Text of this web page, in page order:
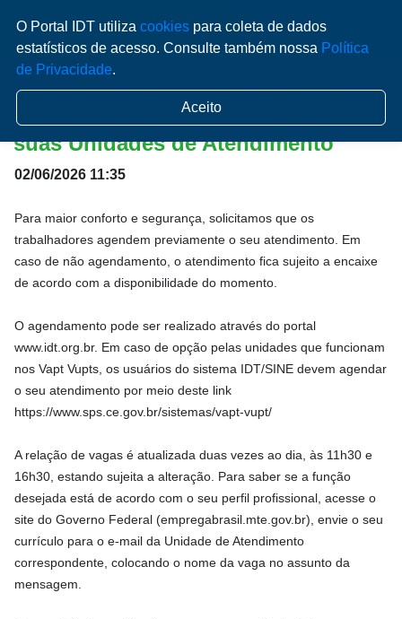
O IDTSINE dispõe hoje de 4372
oportunidades de emprego nas
suas Unidades de Atendimento
02/06/2026 11:35
Para maior conforto e segurança, solicitamos que os
trabalhadores agendem previamente o seu atendimento. Em
caso de não agendamento, o atendimento fica sujeito a encaixe
de acordo com a disponibilidade do momento.
O agendamento pode ser realizado através do portal
www.idt.org.br. Em caso de opção pelas unidades que funcionam
nos Vapt Vupts, os usuários do sistema IDT/SINE devem agendar
o seu atendimento por meio deste link
https://www.sps.ce.gov.br/sistemas/vapt-vupt/
A relação de vagas é atualizada duas vezes ao dia, às 11h30 e
16h30, estando sujeita a alteração. Para saber se a função
desejada está de acordo com o seu perfil profissional, acesse o
site do Governo Federal (empregabrasil.mte.gov.br), envie o seu
currículo para o e-mail da Unidade de Atendimento
correspondente, colocando o nome da vaga no assunto da
mensagem.
O Portal IDT utiliza cookies para coleta de dados
estatísticos de acesso. Consulte também nossa Política
de Privacidade.
Aceito